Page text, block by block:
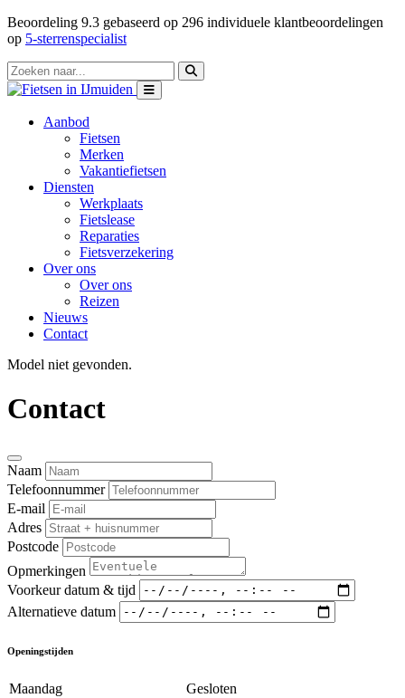
Beoordeling 9.3 gebaseerd op 296 individuele klantbeoordelingen
op 5-sterrenspecialist
Aanbod
Fietsen
Merken
Vakantiefietsen
Diensten
Werkplaats
Fietslease
Reparaties
Fietsverzekering
Over ons
Over ons
Reizen
Nieuws
Contact
Model niet gevonden.
Contact
Naam
Telefoonnummer
E-mail
Adres
Postcode
Opmerkingen
Voorkeur datum & tijd
Alternatieve datum
Openingstijden
Maandag
Gesloten